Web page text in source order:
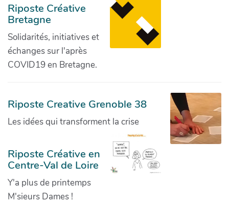
Riposte Créative
Bretagne
Solidarités, initiatives et
échanges sur l'après
COVID19 en Bretagne.
Riposte Creative Grenoble 38
Les idées qui transforment la crise
Riposte Créative en
Centre-Val de Loire
Y'a plus de printemps
M'sieurs Dames !